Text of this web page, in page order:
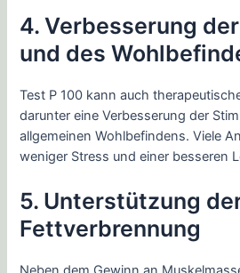
4. Verbesserung
und des
Test P 100 kann auch
darunter eine Verbesserung der
allgemeinen Wohlbefindens. Viele
weniger Stress und einer besseren
5. Unterstützung
Fettverbrennung